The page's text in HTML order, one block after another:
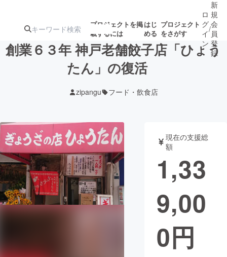
プロジェクトを掲
載するには
はじ
める
プロジェクト
をさがす
ジェクト
募集終了が近いプ
ロジェクト
アート・写真 音楽
テクノロジー・ガジェット ゲーム・サ
映像・映画
ロ
グ
イ
ン
/
新
規
会
員
登
録
創業６３年 神戸老舗餃子店「ひょう
たん」の復活
zipangu フード・飲食店
現在の支援総
額
1,33
9,00
0円